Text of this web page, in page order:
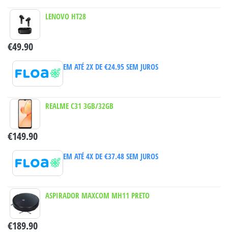
LENOVO HT28
€49.90
EM ATÉ 2X DE €24.95SEM JUROS
REALME C31 3GB/32GB
€149.90
EM ATÉ 4X DE €37.48SEM JUROS
ASPIRADOR MAXCOM MH11 PRETO
€189.90